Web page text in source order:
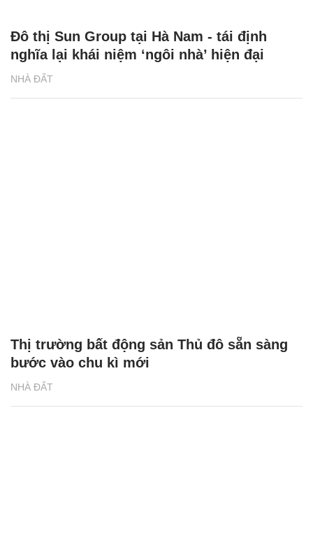
NHÀ ĐẤT
Đô thị Sun Group tại Hà Nam - tái định
nghĩa lại khái niệm ‘ngôi nhà’ hiện đại
NHÀ ĐẤT
Thị trường bất động sản Thủ đô sẵn sàng
bước vào chu kì mới